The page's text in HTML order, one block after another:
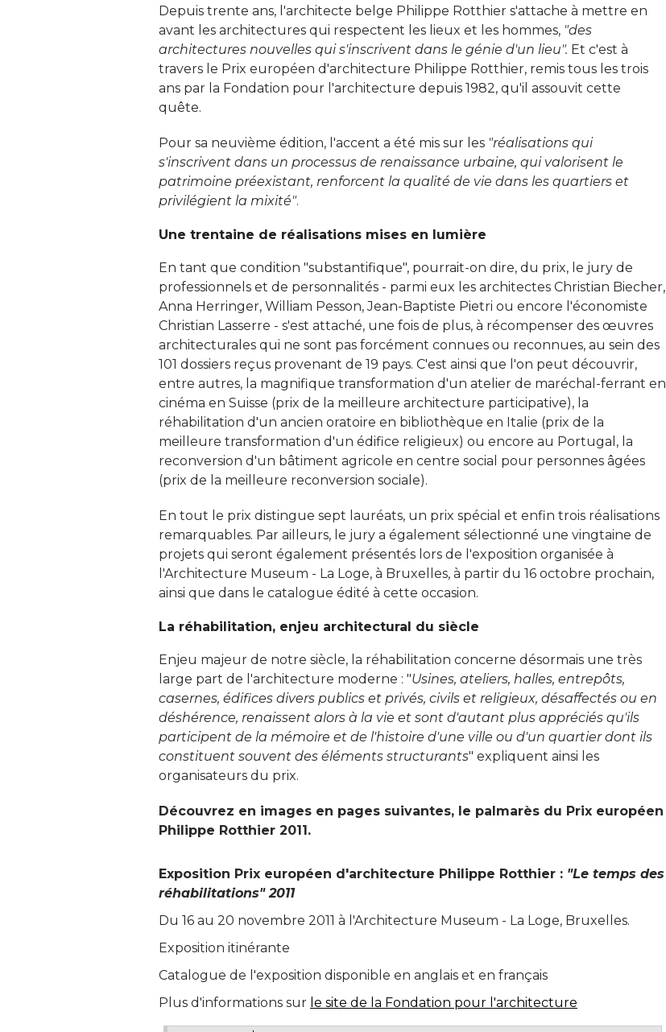
Depuis trente ans, l'architecte belge Philippe Rotthier s'attache à mettre en
avant les architectures qui respectent les lieux et les hommes, "des
architectures nouvelles qui s'inscrivent dans le génie d'un lieu". Et c'est à
travers le Prix européen d'architecture Philippe Rotthier, remis tous les trois
ans par la Fondation pour l'architecture depuis 1982, qu'il assouvit cette
quête.
Pour sa neuvième édition, l'accent a été mis sur les "réalisations qui
s'inscrivent dans un processus de renaissance urbaine, qui valorisent le
patrimoine préexistant, renforcent la qualité de vie dans les quartiers et
privilégient la mixité".
Une trentaine de réalisations mises en lumière
En tant que condition "substantifique", pourrait-on dire, du prix, le jury de
professionnels et de personnalités - parmi eux les architectes Christian Biecher,
Anna Herringer, William Pesson, Jean-Baptiste Pietri ou encore l'économiste
Christian Lasserre - s'est attaché, une fois de plus, à récompenser des œuvres
architecturales qui ne sont pas forcément connues ou reconnues, au sein des
101 dossiers reçus provenant de 19 pays. C'est ainsi que l'on peut découvrir,
entre autres, la magnifique transformation d'un atelier de maréchal-ferrant en
cinéma en Suisse (prix de la meilleure architecture participative), la
réhabilitation d'un ancien oratoire en bibliothèque en Italie (prix de la
meilleure transformation d'un édifice religieux) ou encore au Portugal, la
reconversion d'un bâtiment agricole en centre social pour personnes âgées
(prix de la meilleure reconversion sociale).
En tout le prix distingue sept lauréats, un prix spécial et enfin trois réalisations
remarquables. Par ailleurs, le jury a également sélectionné une vingtaine de
projets qui seront également présentés lors de l'exposition organisée à
l'Architecture Museum - La Loge, à Bruxelles, à partir du 16 octobre prochain,
ainsi que dans le catalogue édité à cette occasion.
La réhabilitation, enjeu architectural du siècle
Enjeu majeur de notre siècle, la réhabilitation concerne désormais une très
large part de l'architecture moderne : "Usines, ateliers, halles, entrepôts,
casernes, édifices divers publics et privés, civils et religieux, désaffectés ou en
déshérence, renaissent alors à la vie et sont d'autant plus appréciés qu'ils
participent de la mémoire et de l'histoire d'une ville ou d'un quartier dont ils
constituent souvent des éléments structurants" expliquent ainsi les
organisateurs du prix.
Découvrez en images en pages suivantes, le palmarès du Prix européen
Philippe Rotthier 2011.
Exposition Prix européen d'architecture Philippe Rotthier : "Le temps des
réhabilitations" 2011
Du 16 au 20 novembre 2011 à l'Architecture Museum - La Loge, Bruxelles.
Exposition itinérante
Catalogue de l'exposition disponible en anglais et en français
Plus d'informations sur le site de la Fondation pour l'architecture